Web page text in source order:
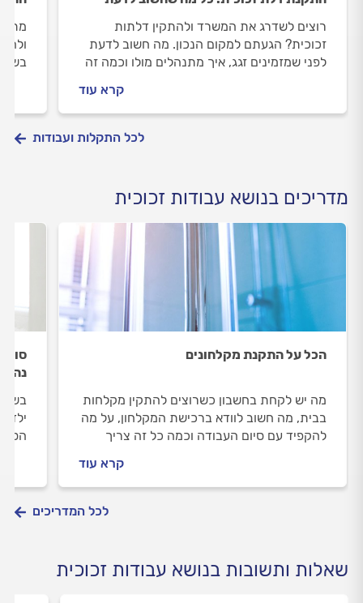
רוצים לשדרג את המשרד ולהתקין דלתות
זכוכית? הגעתם למקום הנכון. מה חשוב לדעת
לפני שמזמינים זגג, איך מתנהלים מולו וכמה זה
קרא עוד
לכל התקלות ועבודות
מדריכים בנושא עבודות זכוכית
הכל על התקנת מקלחונים
מה יש לקחת בחשבון כשרוצים להתקין מקלחות
בבית, מה חשוב לוודא ברכישת המקלחון, על מה
להקפיד עם סיום העבודה וכמה כל זה צריך
קרא עוד
לכל המדריכים
שאלות ותשובות בנושא עבודות זכוכית